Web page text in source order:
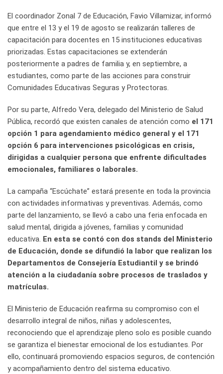
El coordinador Zonal 7 de Educación, Favio Villamizar, informó
que entre el 13 y el 19 de agosto se realizarán talleres de
capacitación para docentes en 15 instituciones educativas
priorizadas. Estas capacitaciones se extenderán
posteriormente a padres de familia y, en septiembre, a
estudiantes, como parte de las acciones para construir
Comunidades Educativas Seguras y Protectoras.
Por su parte, Alfredo Vera, delegado del Ministerio de Salud
Pública, recordó que existen canales de atención como el 171
opción 1 para agendamiento médico general y el 171
opción 6 para intervenciones psicológicas en crisis,
dirigidas a cualquier persona que enfrente dificultades
emocionales, familiares o laborales.
La campaña “Escúchate” estará presente en toda la provincia
con actividades informativas y preventivas. Además, como
parte del lanzamiento, se llevó a cabo una feria enfocada en
salud mental, dirigida a jóvenes, familias y comunidad
educativa. En esta se contó con dos stands del Ministerio
de Educación, donde se difundió la labor que realizan los
Departamentos de Consejería Estudiantil y se brindó
atención a la ciudadanía sobre procesos de traslados y
matrículas.
El Ministerio de Educación reafirma su compromiso con el
desarrollo integral de niños, niñas y adolescentes,
reconociendo que el aprendizaje pleno solo es posible cuando
se garantiza el bienestar emocional de los estudiantes. Por
ello, continuará promoviendo espacios seguros, de contención
y acompañamiento dentro del sistema educativo.